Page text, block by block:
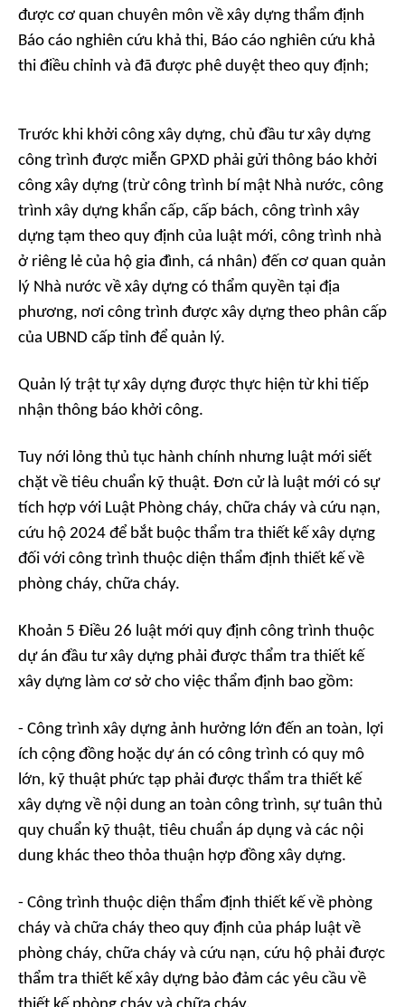
được cơ quan chuyên môn về xây dựng thẩm định
Báo cáo nghiên cứu khả thi, Báo cáo nghiên cứu khả
thi điều chỉnh và đã được phê duyệt theo quy định;
Trước khi khởi công xây dựng, chủ đầu tư xây dựng
công trình được miễn GPXD phải gửi thông báo khởi
công xây dựng (trừ công trình bí mật Nhà nước, công
trình xây dựng khẩn cấp, cấp bách, công trình xây
dựng tạm theo quy định của luật mới, công trình nhà
ở riêng lẻ của hộ gia đình, cá nhân) đến cơ quan quản
lý Nhà nước về xây dựng có thẩm quyền tại địa
phương, nơi công trình được xây dựng theo phân cấp
của UBND cấp tỉnh để quản lý.
Quản lý trật tự xây dựng được thực hiện từ khi tiếp
nhận thông báo khởi công.
Tuy nới lỏng thủ tục hành chính nhưng luật mới siết
chặt về tiêu chuẩn kỹ thuật. Đơn cử là luật mới có sự
tích hợp với Luật Phòng cháy, chữa cháy và cứu nạn,
cứu hộ 2024 để bắt buộc thẩm tra thiết kế xây dựng
đối với công trình thuộc diện thẩm định thiết kế về
phòng cháy, chữa cháy.
Khoản 5 Điều 26 luật mới quy định công trình thuộc
dự án đầu tư xây dựng phải được thẩm tra thiết kế
xây dựng làm cơ sở cho việc thẩm định bao gồm:
- Công trình xây dựng ảnh hưởng lớn đến an toàn, lợi
ích cộng đồng hoặc dự án có công trình có quy mô
lớn, kỹ thuật phức tạp phải được thẩm tra thiết kế
xây dựng về nội dung an toàn công trình, sự tuân thủ
quy chuẩn kỹ thuật, tiêu chuẩn áp dụng và các nội
dung khác theo thỏa thuận hợp đồng xây dựng.
- Công trình thuộc diện thẩm định thiết kế về phòng
cháy và chữa cháy theo quy định của pháp luật về
phòng cháy, chữa cháy và cứu nạn, cứu hộ phải được
thẩm tra thiết kế xây dựng bảo đảm các yêu cầu về